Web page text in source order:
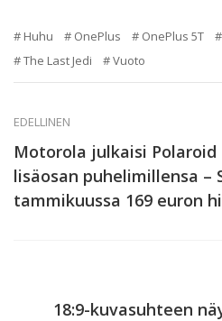
Huhu OnePlus OnePlus 5T
The Last Jedi
Vuoto
EDELLINEN
Motorola julkaisi
lisäosan puhelimillensa –
tammikuussa 169 euron
18:9-kuvasuhteen